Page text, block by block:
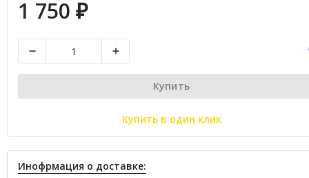
1 750 ₽
Купить
Купить в один клик
Инофрмация о доставке: